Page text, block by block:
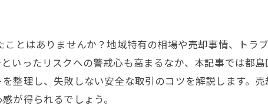
とはありませんか？地域特有の相場や売却事情、トラ
いったリスクへの警戒心も高まるなか、本記事では都
整理し、失敗しない安全な取引のコツを解説します。
が得られるでしょう。